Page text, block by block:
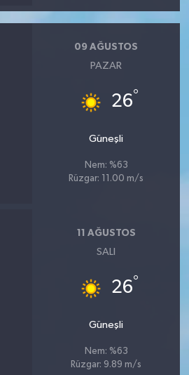
09 AĞUSTOS
PAZAR
26°
Güneşli
Nem: %63
Rüzgar: 11.00 m/s
11 AĞUSTOS
SALI
26°
Güneşli
Nem: %63
Rüzgar: 9.89 m/s